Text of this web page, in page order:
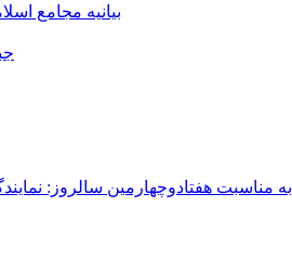
بیانیه مجامع
به مناسبت هفتادوچهارمین سالروز: نمایندگان مجلس زار